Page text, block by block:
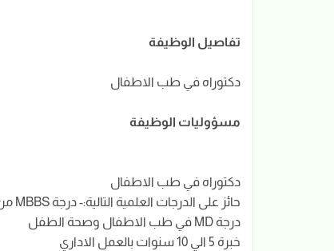
تفاصيل الوظيفة
دكتوراه في طب الاطفال
مسؤوليات الوظيفة
دكتوراه في طب الاطفال
حائز على الدرجات العلمية التالية:- درجة MBBS من جامعة سودانية مرموقة
درجة MD في طب الاطفال وصحة الطفل
خبرة 5 الي 10 سنوات بالعمل الاداري